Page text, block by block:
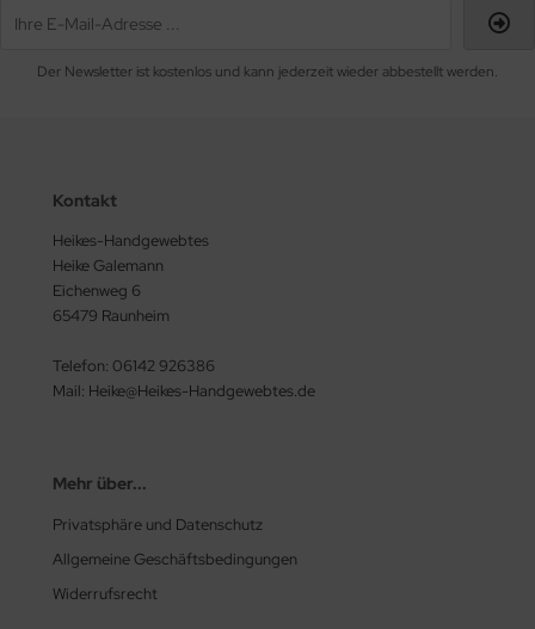
Der Newsletter ist kostenlos und kann jederzeit wieder abbestellt werden.
Kontakt
Heikes-Handgewebtes
Heike Galemann
Eichenweg 6
65479 Raunheim
Telefon: 06142 926386
Mail: Heike@Heikes-Handgewebtes.de
Mehr über...
Privatsphäre und Datenschutz
Allgemeine Geschäftsbedingungen
Widerrufsrecht